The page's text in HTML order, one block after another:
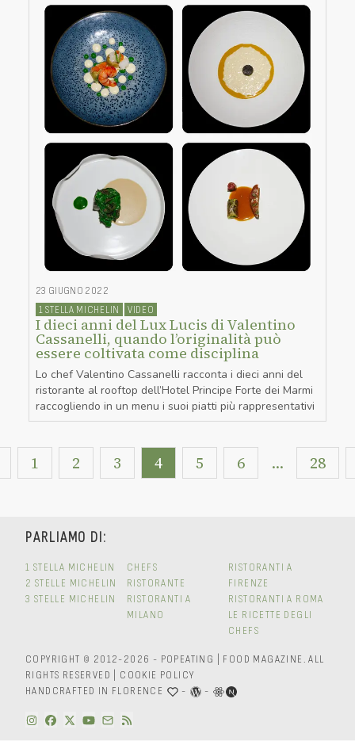
23 GIUGNO 2022
1 STELLA MICHELIN
VIDEO
I dieci anni del Lux Lucis di Valentino
Cassanelli, quando l’originalità può
essere coltivata come disciplina
Lo chef Valentino Cassanelli racconta i dieci anni del
ristorante al rooftop dell’Hotel Principe Forte dei Marmi
raccogliendo in un menu i suoi piatti più rappresentativi
1 2 3 4 5 6 ... 28
PARLIAMO DI:
1 STELLA MICHELIN
2 STELLE MICHELIN
3 STELLE MICHELIN
CHEFS
RISTORANTE
RISTORANTI A
MILANO
RISTORANTI A
FIRENZE
RISTORANTI A ROMA
LE RICETTE DEGLI
CHEFS
COPYRIGHT © 2012-2026 - POPEATING | FOOD MAGAZINE.ALL
RIGHTS RESERVED
COOKIE POLICY
HANDCRAFTED IN FLORENCE
- -